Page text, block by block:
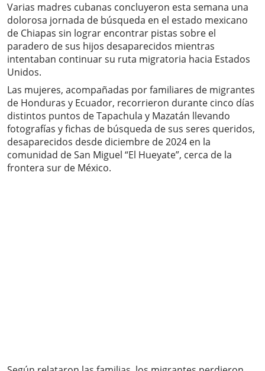
Varias madres cubanas concluyeron esta semana una
dolorosa jornada de búsqueda en el estado mexicano
de Chiapas sin lograr encontrar pistas sobre el
paradero de sus hijos desaparecidos mientras
intentaban continuar su ruta migratoria hacia Estados
Unidos.
Las mujeres, acompañadas por familiares de migrantes
de Honduras y Ecuador, recorrieron durante cinco días
distintos puntos de Tapachula y Mazatán llevando
fotografías y fichas de búsqueda de sus seres queridos,
desaparecidos desde diciembre de 2024 en la
comunidad de San Miguel “El Hueyate”, cerca de la
frontera sur de México.